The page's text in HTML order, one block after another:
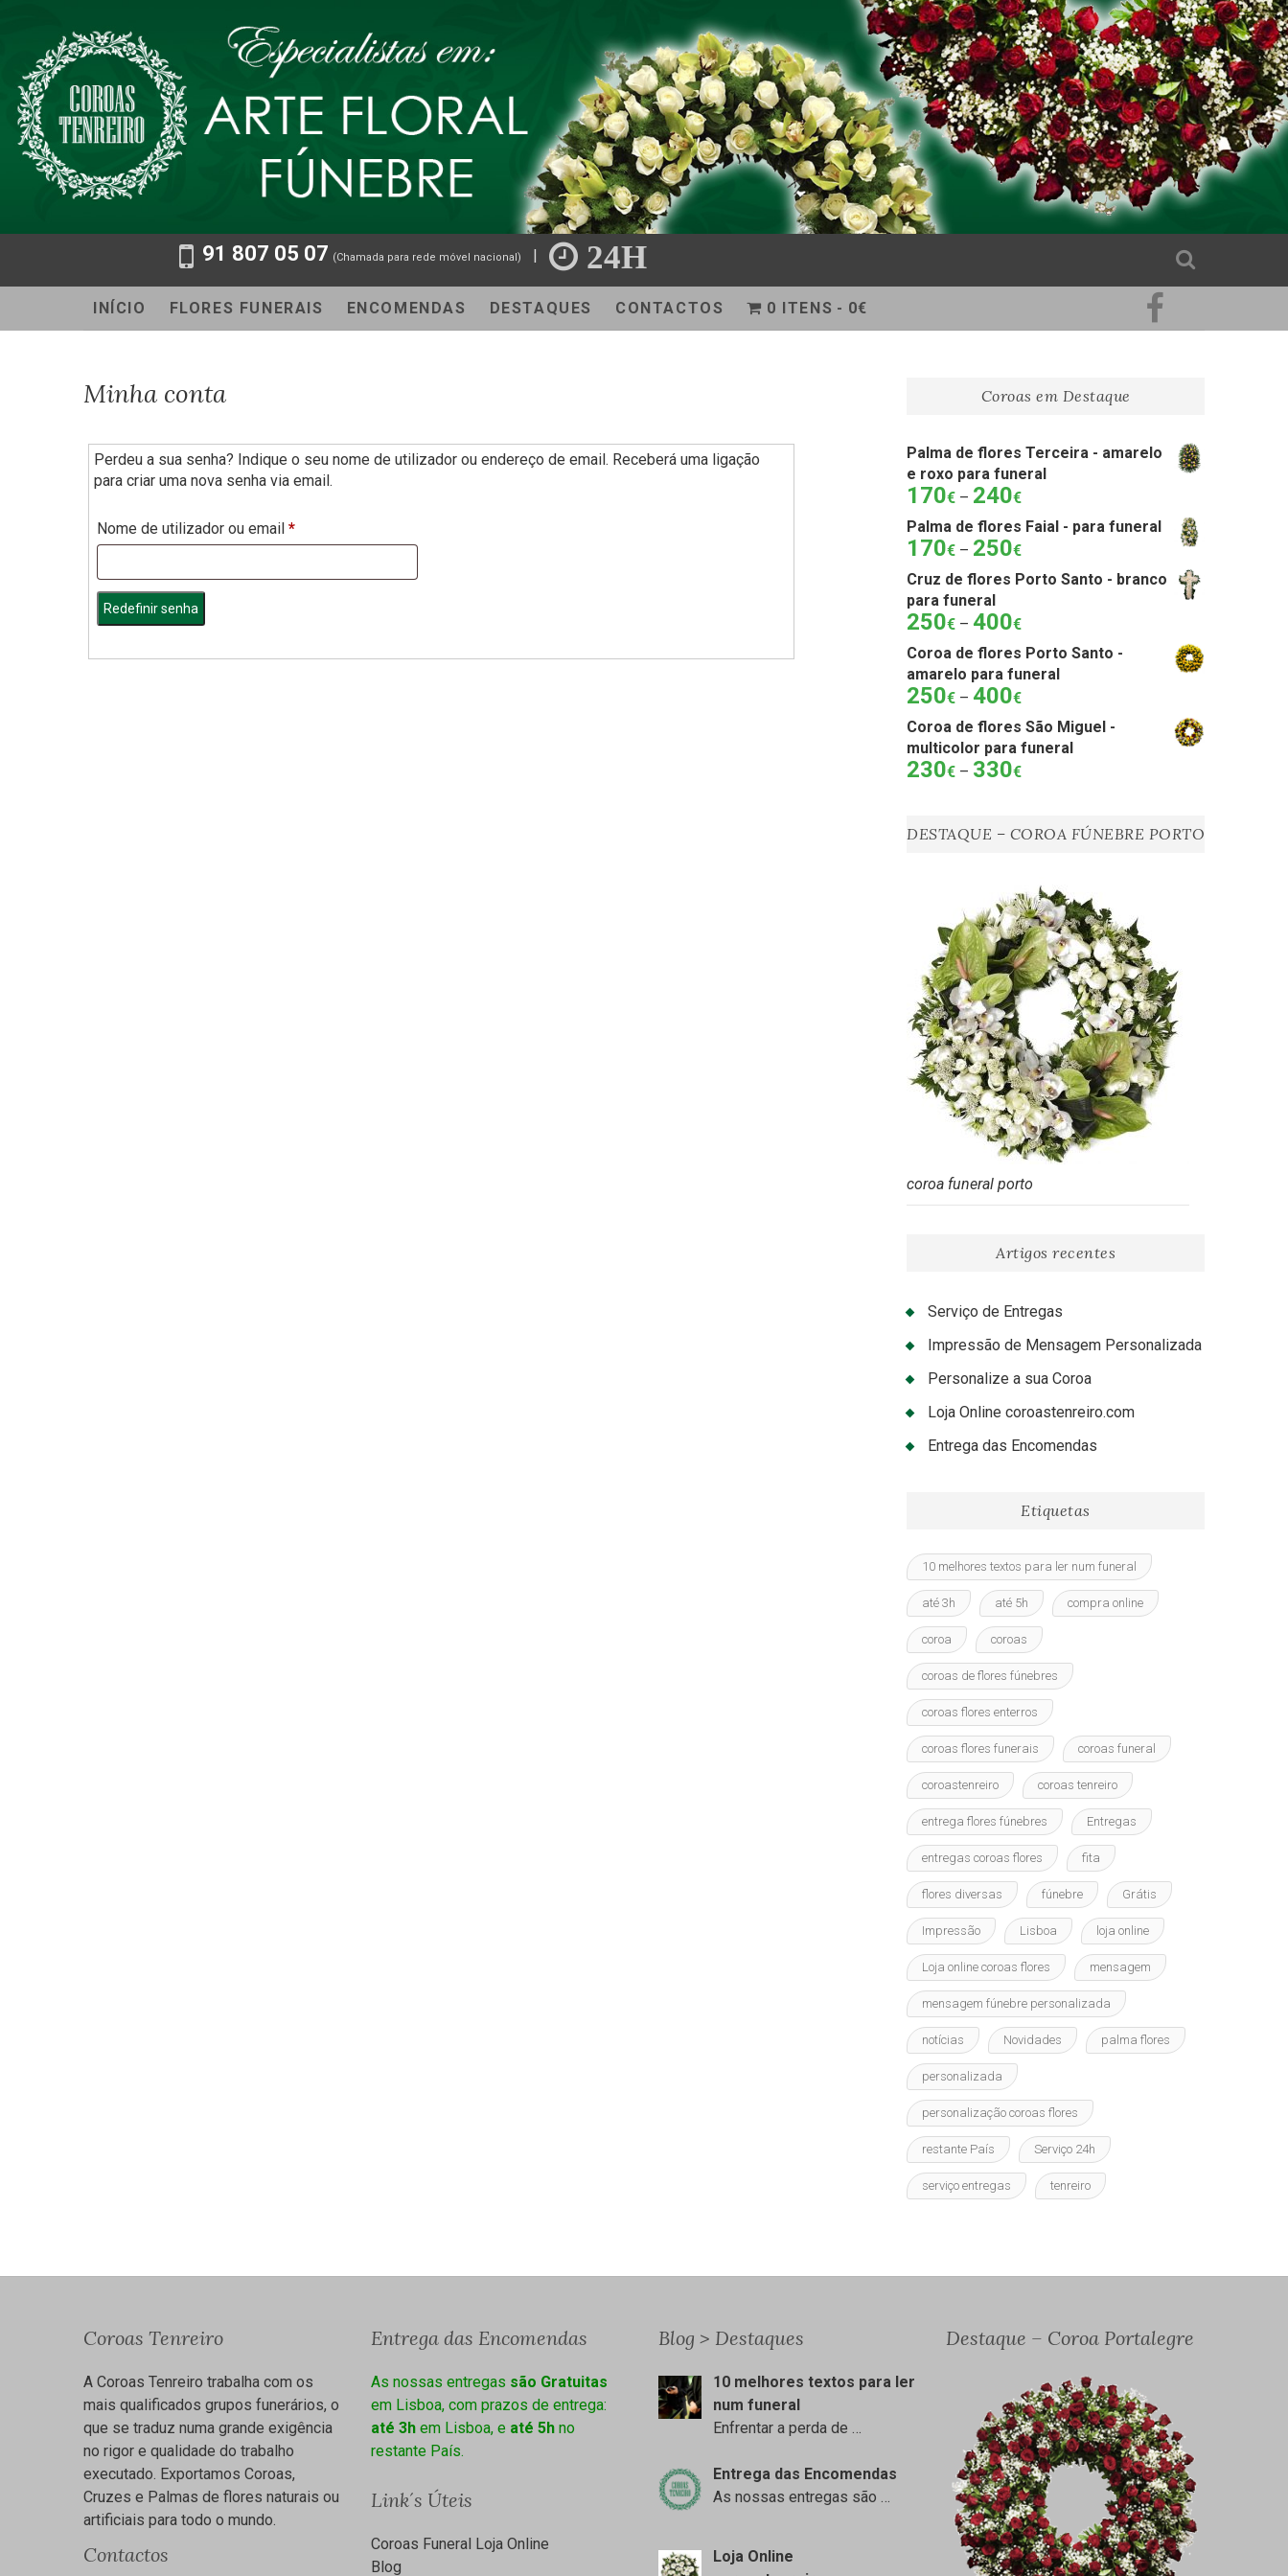
91 807 05 07 (Chamada para rede móvel nacional) 24H
Pinterest
INÍCIO FLORES FUNERAIS ENCOMENDAS DESTAQUES CONTACTOS 0 ITENS 0€
Minha conta
Perdeu a sua senha? Indique o seu nome de utilizador ou endereço de email. Receberá uma ligação
para criar uma nova senha via email.
Nome de utilizador ou email *Obrigatório
Redefinir senha
Coroas em Destaque
Palma de flores Terceira - amarelo
e roxo para funeral
170€ – 240€Price
170€
through
240€
Palma de flores Faial - para funeral
170€ – 250€Price
170€
250€
Cruz de flores Porto Santo - branco
para funeral
250€ – 400€Price
250€
through
400€
Coroa de flores Porto Santo -
amarelo para funeral
250€ – 400€Price
250€
through
400€
Coroa de flores São Miguel -
multicolor para funeral
230€ – 330€Price
through
DESTAQUE – COROA FÚNEBRE PORTO
coroa funeral porto
Artigos recentes
Serviço de Entregas
Impressão de Mensagem Personalizada
Personalize a sua Coroa
Loja Online coroastenreiro.com
Entrega das Encomendas
Etiquetas
10 melhores textos para ler num funeral
até 3h até 5h compra online
coroa coroas
coroas de flores fúnebres
coroas flores enterros
coroas flores funerais coroas funeral
coroastenreiro coroas tenreiro
entrega flores fúnebres Entregas
entregas coroas flores fita
flores diversas fúnebre Grátis
Impressão Lisboa loja online
Loja online coroas flores mensagem
mensagem fúnebre personalizada
notícias Novidades palma flores
personalizada
personalização coroas flores
restante País Serviço 24h
serviço entregas tenreiro
Coroas Tenreiro
A Coroas Tenreiro trabalha com os
mais qualificados grupos funerários, o
que se traduz numa grande exigência
no rigor e qualidade do trabalho
executado. Exportamos Coroas,
Cruzes e Palmas de flores naturais ou
artificiais para todo o mundo.
Contactos
Entrega das Encomendas
As nossas entregas são Gratuitas
em Lisboa, com prazos de entrega:
até 3h em Lisboa, e até 5h no
restante País.
Link´s Úteis
Coroas Funeral Loja Online
Blog
Blog > Destaques
10 melhores textos para ler
num funeral
Enfrentar a perda de …
Entrega das Encomendas
As nossas entregas são …
Loja Online
Destaque – Coroa Portalegre